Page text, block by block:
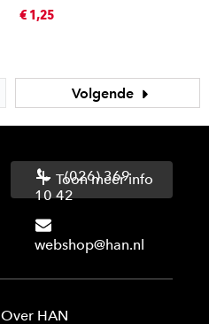
€ 1,25
Volgende
(026) 369
10 42
webshop@han.nl
Toon meer info
Over HAN